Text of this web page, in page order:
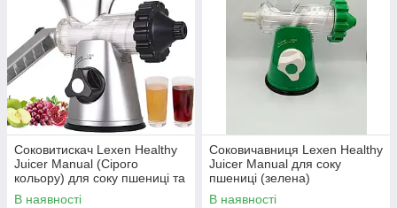
Соковитискач Lexen Healthy
Juicer Manual (Сірого
кольору) для соку пшениці та
фруктів
В наявності
Соковичавниця Lexen Healthy
Juicer Manual для соку
пшениці (зелена)
В наявності